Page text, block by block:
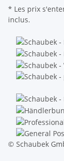
* Les prix
inclus.
© Schaubek